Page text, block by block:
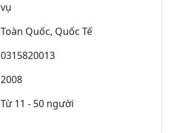
vụ
Toàn Quốc, Quốc Tế
0315820013
2008
Từ 11 - 50 người